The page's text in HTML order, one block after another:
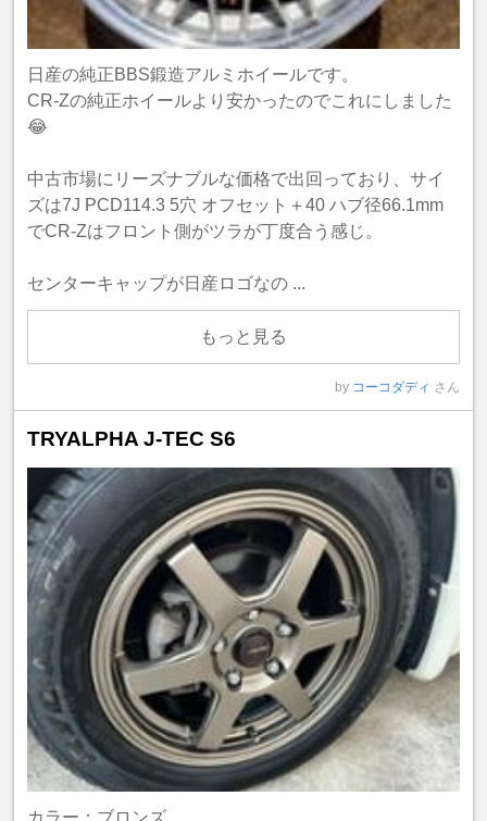
日産の純正BBS鍛造アルミホイールです。
CR-Zの純正ホイールより安かったのでこれにしました
😂
中古市場にリーズナブルな価格で出回っており、サイ
ズは7J PCD114.3 5穴 オフセット＋40 ハブ径66.1mm
でCR-Zはフロント側がツラが丁度合う感じ。
センターキャップが日産ロゴなの ...
もっと見る
by コーコダディ さん
TRYALPHA J-TEC S6
カラー：ブロンズ